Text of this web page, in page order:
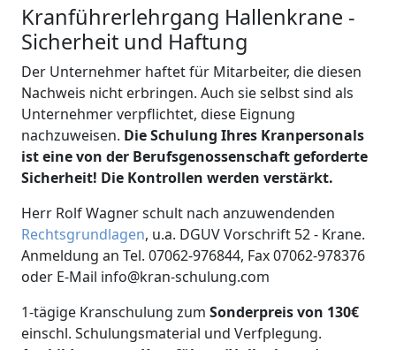
Kranführerlehrgang Hallenkrane -
Sicherheit und Haftung
Der Unternehmer haftet für Mitarbeiter, die diesen
Nachweis nicht erbringen. Auch sie selbst sind als
Unternehmer verpflichtet, diese Eignung
nachzuweisen. Die Schulung Ihres Kranpersonals
ist eine von der Berufsgenossenschaft geforderte
Sicherheit! Die Kontrollen werden verstärkt.
Herr Rolf Wagner schult nach anzuwendenden
Rechtsgrundlagen, u.a. DGUV Vorschrift 52 - Krane.
Anmeldung an Tel. 07062-976844, Fax 07062-978376
oder E-Mail info@kran-schulung.com
1-tägige Kranschulung zum Sonderpreis von 130€
einschl. Schulungsmaterial und Verfplegung.